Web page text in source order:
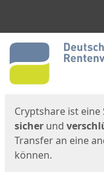
Start
Cryptshare ist
sicher und
Transfer an eine
können.